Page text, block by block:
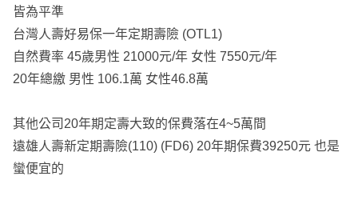
皆為平準
台灣人壽好易保一年定期壽險 (OTL1)
自然費率 45歲男性 21000元/年 女性 7550元/年
20年總繳 男性 106.1萬 女性46.8萬
其他公司20年期定壽大致的保費落在4~5萬間
遠雄人壽新定期壽險(110) (FD6) 20年期保費39250元 也是
蠻便宜的